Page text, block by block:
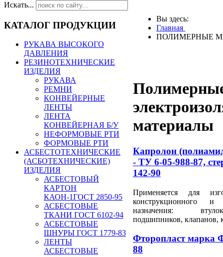
Искать...
КАТАЛОГ ПРОДУКЦИИ
РУКАВА ВЫСОКОГО
ДАВЛЕНИЯ
РЕЗИНОТЕХНИЧЕСКИЕ
ИЗДЕЛИЯ
РУКАВА
РЕМНИ
КОНВЕЙЕРНЫЕ
ЛЕНТЫ
ЛЕНТА
КОНВЕЙЕРНАЯ Б/У
НЕФОРМОВЫЕ РТИ
ФОРМОВЫЕ РТИ
АСБЕСТОТЕХНИЧЕСКИЕ
(АСБОТЕХНИЧЕСКИЕ)
ИЗДЕЛИЯ
АСБЕСТОВЫЙ
КАРТОН
КАОН-1ГОСТ 2850-95
АСБЕСТОВЫЕ
ТКАНИ ГОСТ 6102-94
АСБЕСТОВЫЕ
ШНУРЫ ГОСТ 1779-83
ЛЕНТЫ
АСБЕСТОВЫЕ
Вы здесь:
Главная
ПОЛИМЕРНЫЕ
материалы
Капролон
- ТУ 6-05-988-87,
142-90
Применяется для
конструкционного и
назначения:
подшипников, клапанов,
Фторопласт марка
88